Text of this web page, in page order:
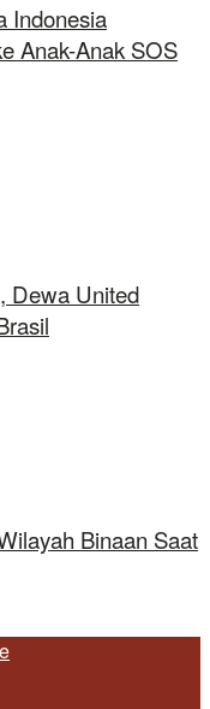
Indonesia
Anak-Anak SOS
Dewa United
Binaan Saat